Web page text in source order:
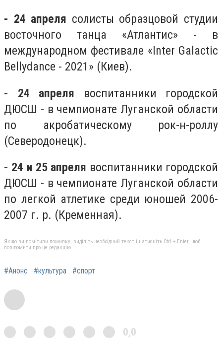
- 24 апреля солисты образцовой студии
восточного танца «Атлантис» - в
международном фестивале «Inter Galactic
Bellydance - 2021» (Киев).
- 24 апреля воспитанники городской
ДЮСШ - в чемпионате Луганской области
по акробатическому рок-н-роллу
(Северодонецк).
- 24 и 25 апреля воспитанники городской
ДЮСШ - в чемпионате Луганской области
по легкой атлетике среди юношей 2006-
2007 г. р. (Кременная).
Якщо ви помітили помилку, виділіть необхідний текст і натисніть Ctrl + Enter, щоб
повідомити про це редакцію
#Анонс #культура #спорт
0,0